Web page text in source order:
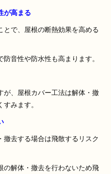
が高まる
とで、屋根の断熱効果を高める
音性や防水性も高まります。
が、屋根カバー工法は解体・撤
みます。
撤去する場合は飛散するリスク
の解体・撤去を行わないため飛